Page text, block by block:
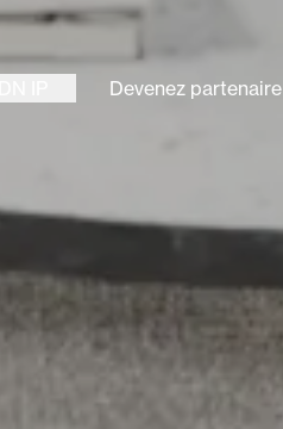
Devenez partenaire